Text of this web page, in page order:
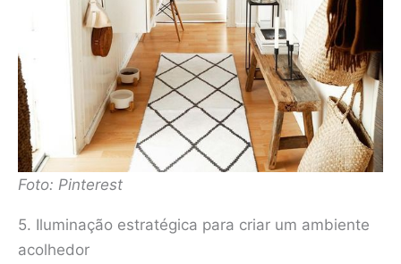
Foto: Pinterest
5. Iluminação estratégica para criar um ambiente
acolhedor